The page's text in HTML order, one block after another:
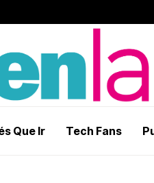
Que Ir Tech Fans